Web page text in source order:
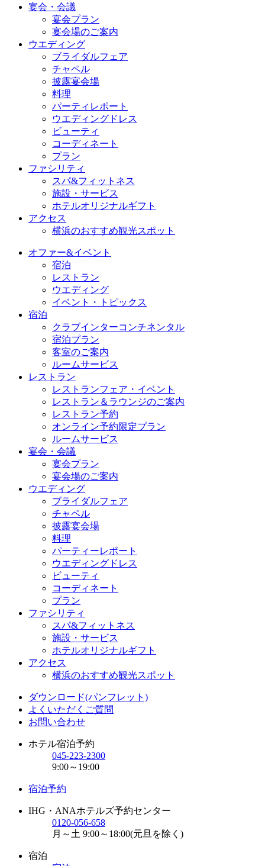
宴会・会議
宴会プラン
宴会場のご案内
ウエディング
ブライダルフェア
チャペル
披露宴会場
料理
パーティレポート
ウエディングドレス
ビューティ
コーディネート
プラン
ファシリティ
スパ&フィットネス
施設・サービス
ホテルオリジナルギフト
アクセス
横浜のおすすめ観光スポット
オファー&イベント
宿泊
レストラン
ウエディング
イベント・トピックス
宿泊
クラブインターコンチネンタル
宿泊プラン
客室のご案内
ルームサービス
レストラン
レストランフェア・イベント
レストラン＆ラウンジのご案内
レストラン予約
オンライン予約限定プラン
ルームサービス
宴会・会議
宴会プラン
宴会場のご案内
ウエディング
ブライダルフェア
チャペル
披露宴会場
料理
パーティーレポート
ウエディングドレス
ビューティ
コーディネート
プラン
ファシリティ
スパ&フィットネス
施設・サービス
ホテルオリジナルギフト
アクセス
横浜のおすすめ観光スポット
ダウンロード(パンフレット)
よくいただくご質問
お問い合わせ
ホテル宿泊予約
045-223-2300
9:00～19:00
宿泊予約
IHG・ANAホテルズ予約センター
0120-056-658
月～土 9:00～18:00(元旦を除く)
宿泊